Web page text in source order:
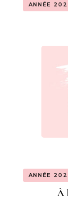
ANNÉE
ANNÉE
À